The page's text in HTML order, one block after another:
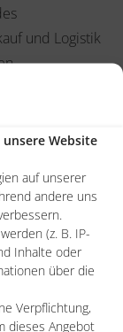
Website
auf unserer
andere uns
(z. B. IP-
Inhalte oder
über die
Verpflichtung,
dieses Angebot
und Logistik
Supply